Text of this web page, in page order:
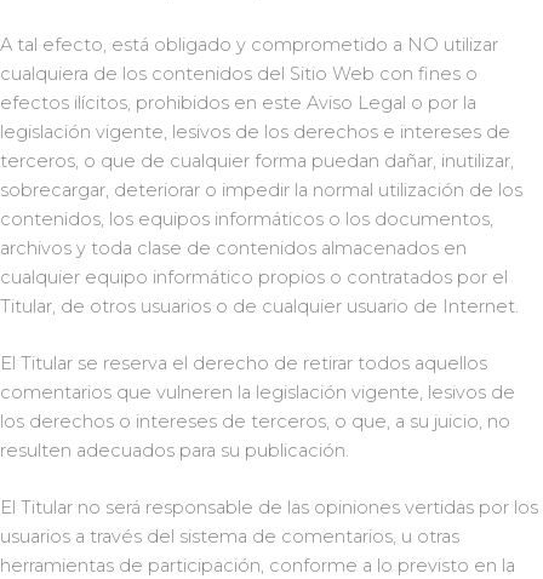
A tal efecto, está obligado y comprometido a NO utilizar
cualquiera de los contenidos del Sitio Web con fines o
efectos ilícitos, prohibidos en este Aviso Legal o por la
legislación vigente, lesivos de los derechos e intereses de
terceros, o que de cualquier forma puedan dañar, inutilizar,
sobrecargar, deteriorar o impedir la normal utilización de los
contenidos, los equipos informáticos o los documentos,
archivos y toda clase de contenidos almacenados en
cualquier equipo informático propios o contratados por el
Titular, de otros usuarios o de cualquier usuario de Internet.
El Titular se reserva el derecho de retirar todos aquellos
comentarios que vulneren la legislación vigente, lesivos de
los derechos o intereses de terceros, o que, a su juicio, no
resulten adecuados para su publicación.
El Titular no será responsable de las opiniones vertidas por los
usuarios a través del sistema de comentarios, u otras
herramientas de participación, conforme a lo previsto en la